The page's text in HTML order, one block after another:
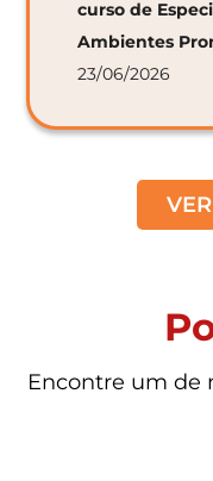
curso de
Ambientes
23/06/2026
Encontre um de